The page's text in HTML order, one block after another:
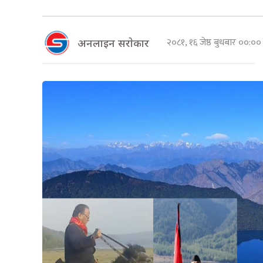
अनलाइन सराेकार २०८१, १६ जेष्ठ बुधबार